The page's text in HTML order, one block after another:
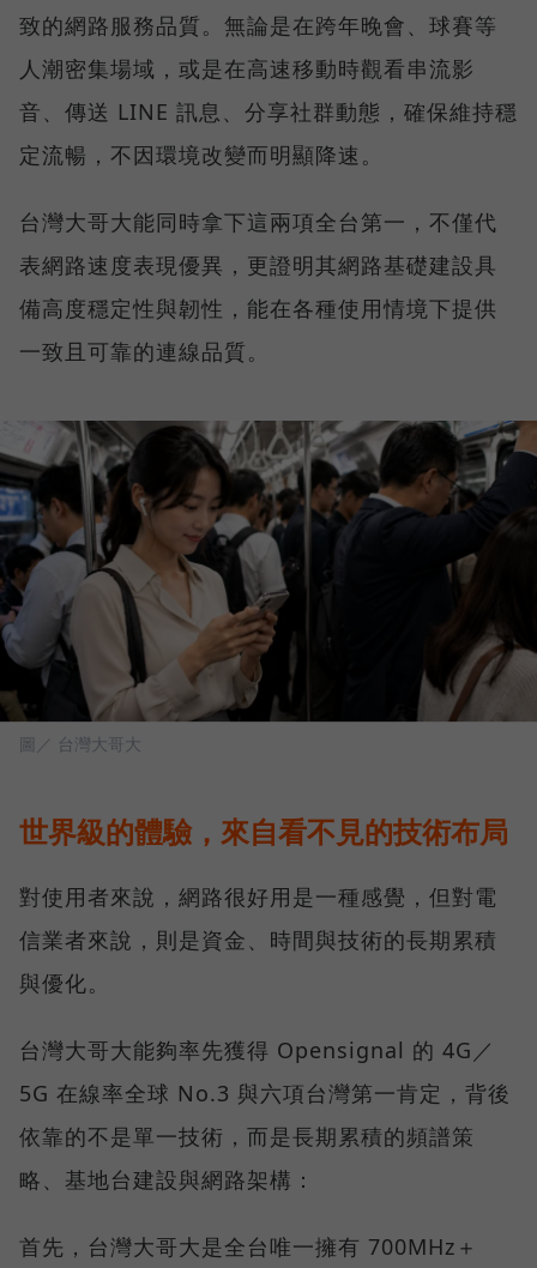
致的網路服務品質。無論是在跨年晚會、球賽等
人潮密集場域，或是在高速移動時觀看串流影
音、傳送 LINE 訊息、分享社群動態，確保維持穩
定流暢，不因環境改變而明顯降速。
台灣大哥大能同時拿下這兩項全台第一，不僅代
表網路速度表現優異，更證明其網路基礎建設具
備高度穩定性與韌性，能在各種使用情境下提供
一致且可靠的連線品質。
圖／ 台灣大哥大
世界級的體驗，來自看不見的技術布局
對使用者來說，網路很好用是一種感覺，但對電
信業者來說，則是資金、時間與技術的長期累積
與優化。
台灣大哥大能夠率先獲得 Opensignal 的 4G／
5G 在線率全球 No.3 與六項台灣第一肯定，背後
依靠的不是單一技術，而是長期累積的頻譜策
略、基地台建設與網路架構：
首先，台灣大哥大是全台唯一擁有 700MHz＋